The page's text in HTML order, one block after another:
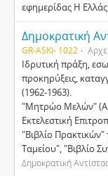
εφημερίδας Η
Δηµοκρατική
GR-ASKI- 1022
Ιδρυτική πράξη,
προκηρύξεις,
(1962-1963).
"Μητρώο Μελών"
Εκτελεστική
"Βιβλίο Πρακτικών"
Ταµείου", "Βιβλίο
Δηµοκρατική